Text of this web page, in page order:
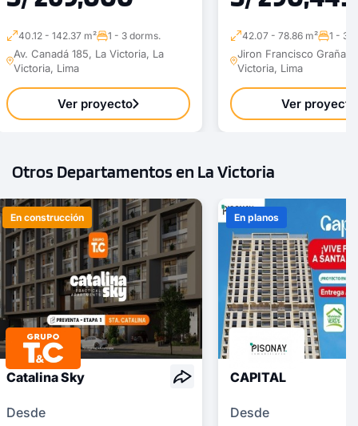
40.12 - 142.37 m² 1 - 3 dorms.
Av. Canadá 185, La Victoria, La
Victoria, Lima
Ver proyecto
42.07 - 78.86 m² 1 - 3
Jiron Francisco Graña
Victoria, Lima
Ver proyecto
Otros Departamentos en La Victoria
En construcción
Catalina Sky
Desde
En planos
CAPITAL
Desde